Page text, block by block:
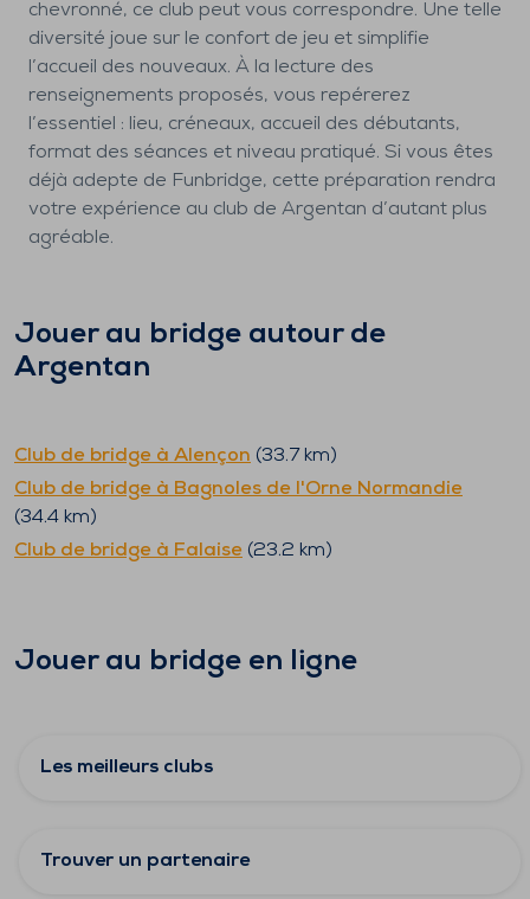
chevronné, ce club peut vous correspondre. Une telle
diversité joue sur le confort de jeu et simplifie
l’accueil des nouveaux. À la lecture des
renseignements proposés, vous repérerez
l’essentiel : lieu, créneaux, accueil des débutants,
format des séances et niveau pratiqué. Si vous êtes
déjà adepte de Funbridge, cette préparation rendra
votre expérience au club de Argentan d’autant plus
agréable.
Jouer au bridge autour de
Argentan
Club de bridge à Alençon (33.7 km)
Club de bridge à Bagnoles de l'Orne Normandie
(34.4 km)
Club de bridge à Falaise (23.2 km)
Jouer au bridge en ligne
Les meilleurs clubs
Trouver un partenaire